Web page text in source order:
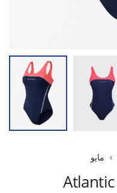
مایو
مایو شنا زنانه بدون برند Atlantic